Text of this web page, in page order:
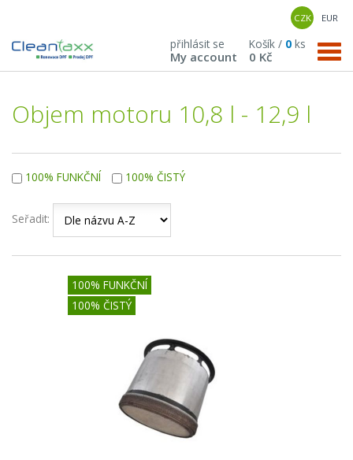
CZK EUR
přihlásit se
My account
Košík / 0 ks
0 Kč
Objem motoru 10,8 l - 12,9 l
100% FUNKČNÍ 100% ČISTÝ
Seřadit:
100% FUNKČNÍ
100% ČISTÝ